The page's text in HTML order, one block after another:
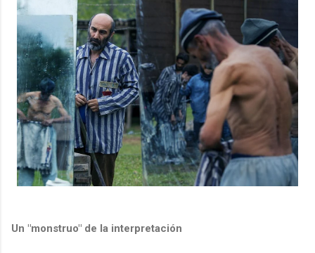
Un "monstruo" de la interpretación